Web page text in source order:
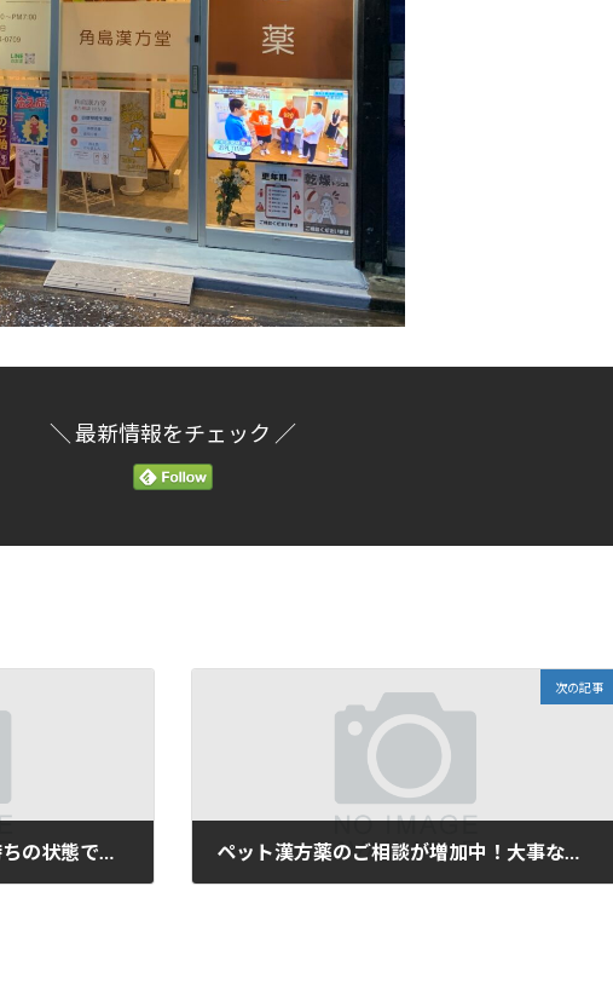
＼ 最新情報をチェック ／
次の記事
ペット漢方薬のご相談が増加中！大事な家族であるペットの健康サポートも承っています。